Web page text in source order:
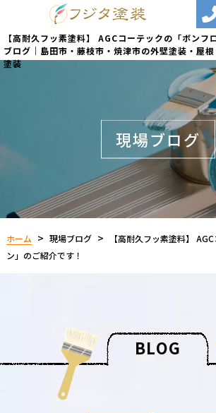
【高耐久フッ素塗料】 AGCコーテックの「ボンフ
ブログ｜島田市・藤枝市・焼津市の外壁塗装・屋
塗装
現場ブログ
ホーム 現場ブログ
【高耐久フッ素塗料】
ン」のご紹介です！
BLOG